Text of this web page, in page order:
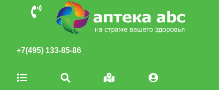
+7(495) 133-85-86